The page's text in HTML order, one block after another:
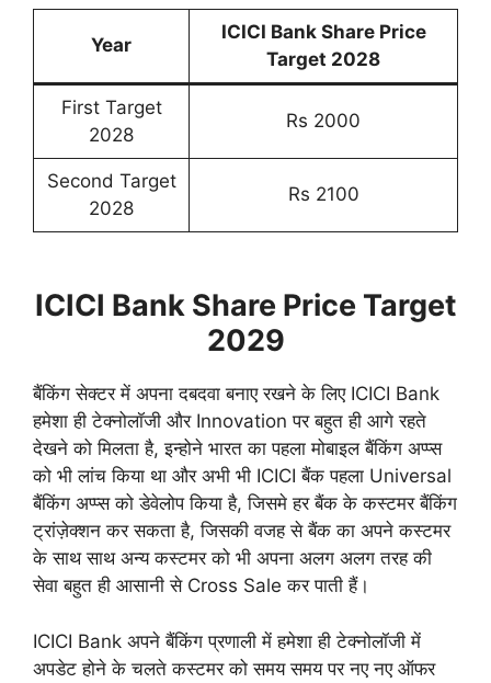
Year
ICICI Bank Share Price
Target 2028
First Target
2028
Rs 2000
Second Target
2028
Rs 2100
ICICI Bank Share Price Target
2029
बैंकिंग सेक्टर में अपना दबदवा बनाए रखने के लिए ICICI Bank
हमेशा ही टेक्नोलॉजी और Innovation पर बहुत ही आगे रहते
देखने को मिलता है, इन्होने भारत का पहला मोबाइल बैंकिंग अप्प्स
को भी लांच किया था और अभी भी ICICI बैंक पहला Universal
बैंकिंग अप्प्स को डेवेलोप किया है, जिसमे हर बैंक के कस्टमर बैंकिंग
ट्रांज़ेक्शन कर सकता है, जिसकी वजह से बैंक का अपने कस्टमर
के साथ साथ अन्य कस्टमर को भी अपना अलग अलग तरह की
सेवा बहुत ही आसानी से Cross Sale कर पाती हैं।
ICICI Bank अपने बैंकिंग प्रणाली में हमेशा ही टेक्नोलॉजी में
अपडेट होने के चलते कस्टमर को समय समय पर नए नए ऑफर